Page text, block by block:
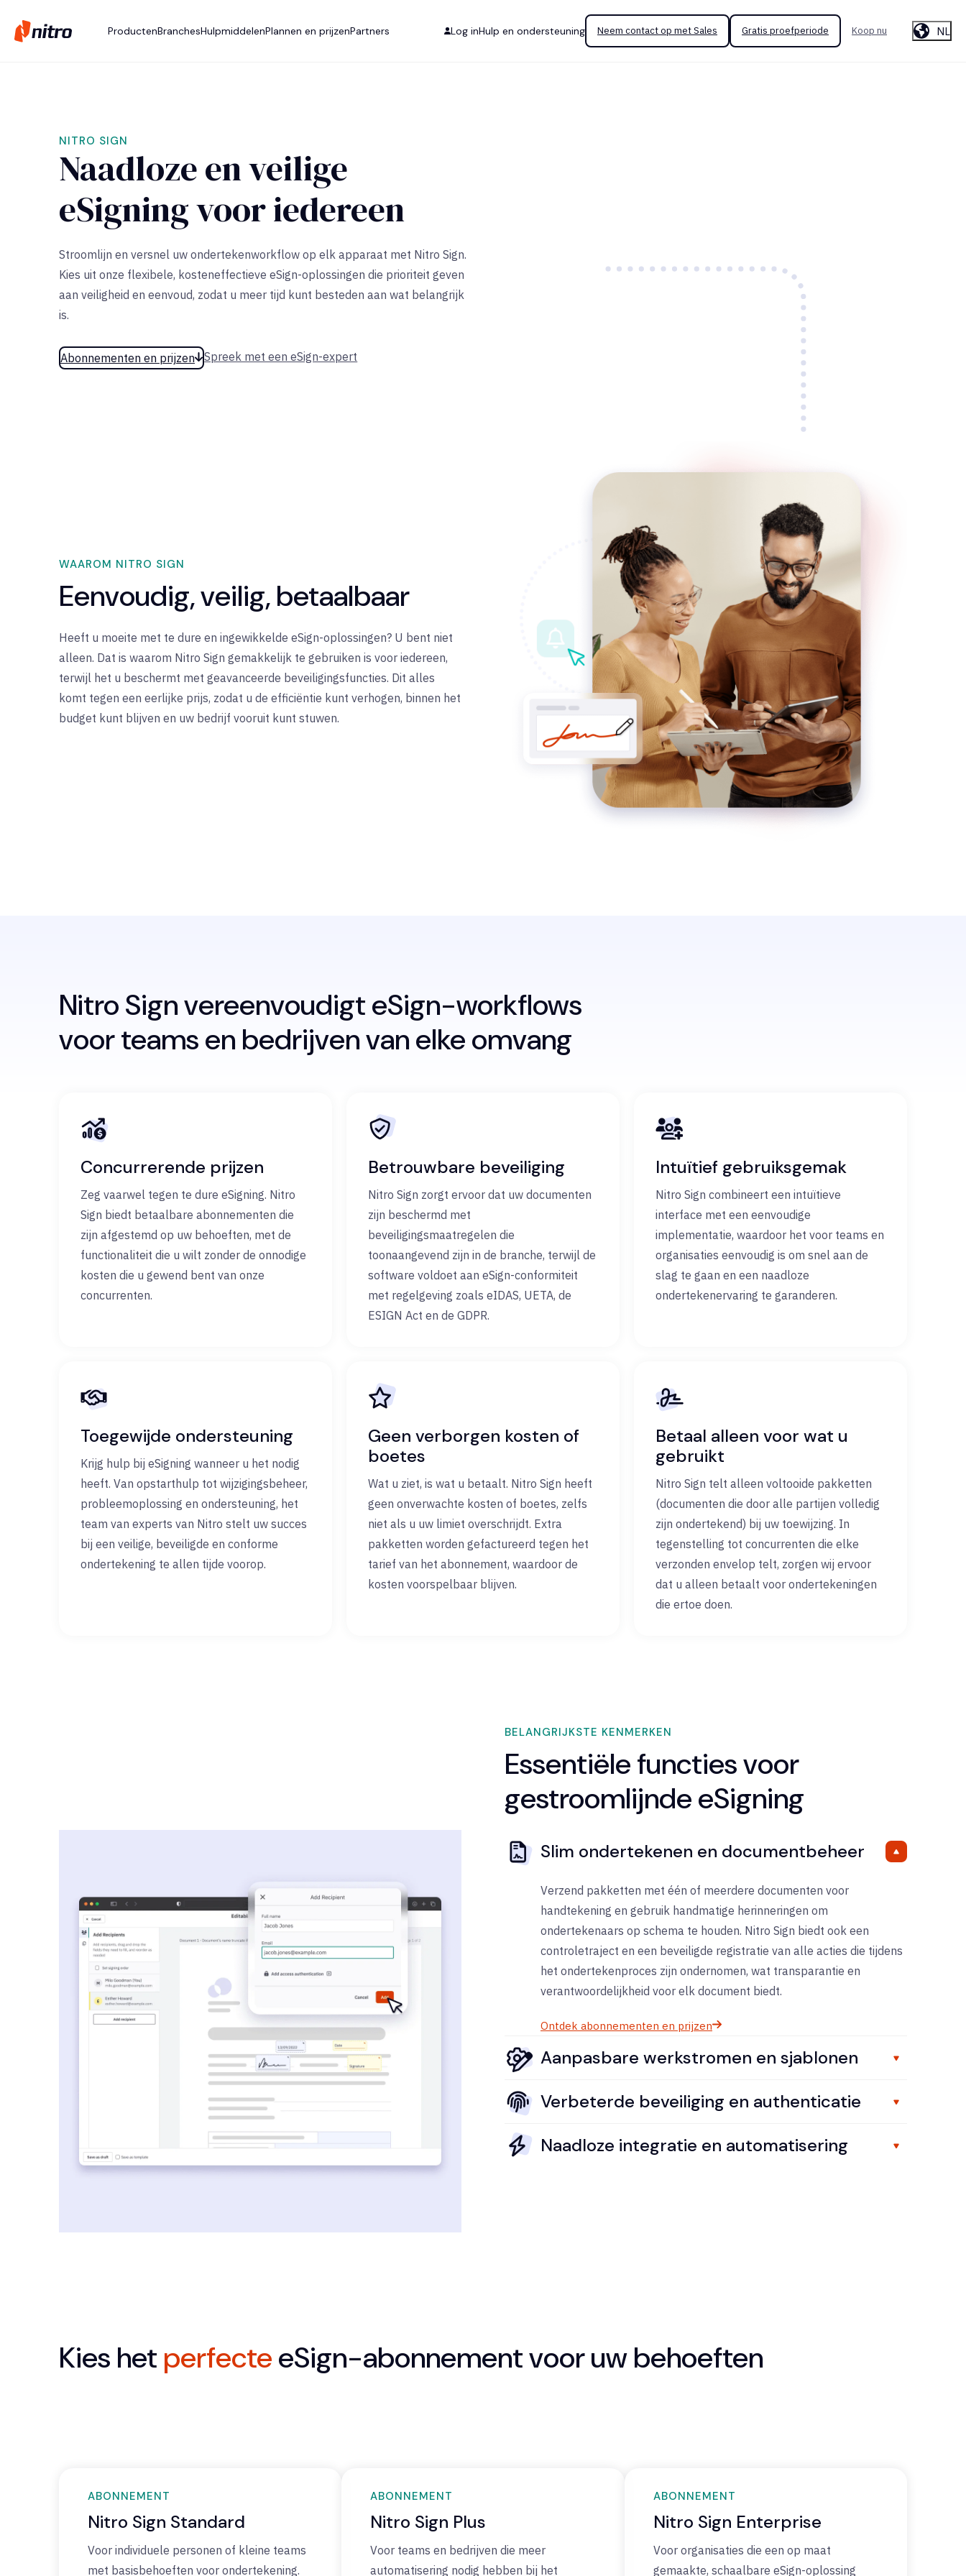
ProductenBranchesHulpmiddelenPlannen en prijzenPartners Log inHulp en ondersteuning Neem contact op met Sales Gratis proefperiode Koop nu NL
NITRO SIGN
Naadloze en veilige
eSigning voor iedereen
Stroomlijn en versnel uw ondertekenworkflow op elk apparaat met Nitro Sign.
Kies uit onze flexibele, kosteneffectieve eSign-oplossingen die prioriteit geven
aan veiligheid en eenvoud, zodat u meer tijd kunt besteden aan wat belangrijk
is.
Abonnementen en prijzen Spreek met een eSign-expert
WAAROM NITRO SIGN
Eenvoudig, veilig, betaalbaar
Heeft u moeite met te dure en ingewikkelde eSign-oplossingen? U bent niet
alleen. Dat is waarom Nitro Sign gemakkelijk te gebruiken is voor iedereen,
terwijl het u beschermt met geavanceerde beveiligingsfuncties. Dit alles
komt tegen een eerlijke prijs, zodat u de efficiëntie kunt verhogen, binnen het
budget kunt blijven en uw bedrijf vooruit kunt stuwen.
Nitro Sign vereenvoudigt eSign-workflows
voor teams en bedrijven van elke omvang
Concurrerende prijzen
Zeg vaarwel tegen te dure eSigning. Nitro
Sign biedt betaalbare abonnementen die
zijn afgestemd op uw behoeften, met de
functionaliteit die u wilt zonder de onnodige
kosten die u gewend bent van onze
concurrenten.
Betrouwbare beveiliging
Nitro Sign zorgt ervoor dat uw documenten
zijn beschermd met
beveiligingsmaatregelen die
toonaangevend zijn in de branche, terwijl de
software voldoet aan eSign-conformiteit
met regelgeving zoals eIDAS, UETA, de
ESIGN Act en de GDPR.
Intuïtief gebruiksgemak
Nitro Sign combineert een intuïtieve
interface met een eenvoudige
implementatie, waardoor het voor teams en
organisaties eenvoudig is om snel aan de
slag te gaan en een naadloze
ondertekenervaring te garanderen.
Toegewijde ondersteuning
Krijg hulp bij eSigning wanneer u het nodig
heeft. Van opstarthulp tot wijzigingsbeheer,
probleemoplossing en ondersteuning, het
team van experts van Nitro stelt uw succes
bij een veilige, beveiligde en conforme
ondertekening te allen tijde voorop.
Geen verborgen kosten of
boetes
Wat u ziet, is wat u betaalt. Nitro Sign heeft
geen onverwachte kosten of boetes, zelfs
niet als u uw limiet overschrijdt. Extra
pakketten worden gefactureerd tegen het
tarief van het abonnement, waardoor de
kosten voorspelbaar blijven.
Betaal alleen voor wat u
gebruikt
Nitro Sign telt alleen voltooide pakketten
(documenten die door alle partijen volledig
zijn ondertekend) bij uw toewijzing. In
tegenstelling tot concurrenten die elke
verzonden envelop telt, zorgen wij ervoor
dat u alleen betaalt voor ondertekeningen
die ertoe doen.
BELANGRIJKSTE KENMERKEN
Essentiële functies voor
gestroomlijnde eSigning
Slim ondertekenen en documentbeheer
Verzend pakketten met één of meerdere documenten voor
handtekening en gebruik handmatige herinneringen om
ondertekenaars op schema te houden. Nitro Sign biedt ook een
controletraject en een beveiligde registratie van alle acties die tijdens
het ondertekenproces zijn ondernomen, wat transparantie en
verantwoordelijkheid voor elk document biedt.
Ontdek abonnementen en prijzen
Aanpasbare werkstromen en sjablonen
Verbeterde beveiliging en authenticatie
Naadloze integratie en automatisering
Kies het perfecteeSign-abonnement voor uw behoeften
ABONNEMENT
Nitro Sign Standard
Voor individuele personen of kleine teams
met basisbehoeften voor ondertekening.
ABONNEMENT
Nitro Sign Plus
Voor teams en bedrijven die meer
automatisering nodig hebben bij het
ABONNEMENT
Nitro Sign Enterprise
Voor organisaties die een op maat
gemaakte, schaalbare eSign-oplossing